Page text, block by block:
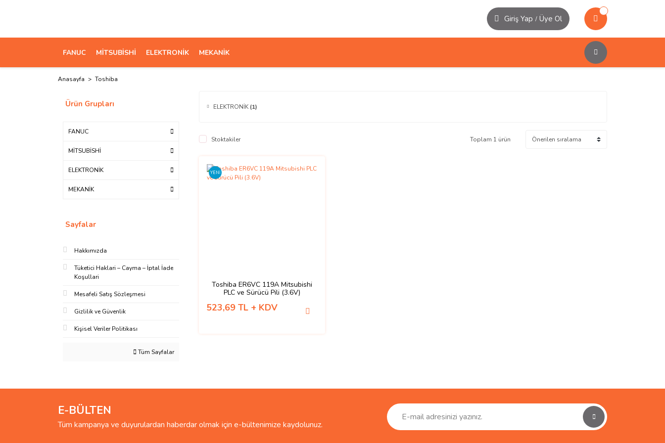
Giriş Yap / Üye Ol
FANUC MİTSUBİSHİ ELEKTRONİK MEKANİK
Anasayfa Toshiba
Ürün Grupları
FANUC
MİTSUBİSHİ
ELEKTRONİK
MEKANİK
Sayfalar
Hakkımızda
Tüketici Haklari – Cayma – İptal İade
Koşullari
Mesafeli Satış Sözleşmesi
Gizlilik ve Güvenlik
Kişisel Veriler Politikası
Tüm Sayfalar
ELEKTRONİK (1)
Stoktakiler Toplam 1 ürün
YENİ
Toshiba ER6VC 119A Mitsubishi
PLC ve Sürücü Pili (3.6V)
523,69 TL + KDV
E-BÜLTEN
Tüm kampanya ve duyurulardan haberdar olmak için e-bültenimize kaydolunuz.